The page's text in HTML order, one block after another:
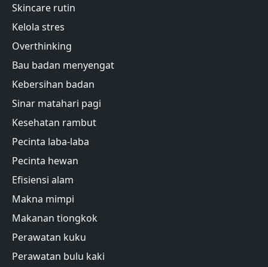
Skincare rutin
Kelola stres
Overthinking
Bau badan menyengat
Kebersihan badan
Sinar matahari pagi
Kesehatan rambut
Pecinta laba-laba
Pecinta hewan
Efisiensi alam
Makna mimpi
Makanan tiongkok
Perawatan kuku
Perawatan bulu kaki